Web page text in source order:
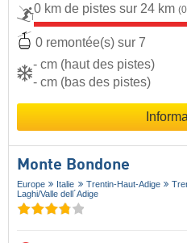
0 km de pistes sur 24 km
0 remontée(s) sur 7
- cm (haut des pistes)
- cm (bas des pistes)
Monte Bondone
Europe Italie Trentin-Haut-Adige
Laghi/​Valle dell´Adige